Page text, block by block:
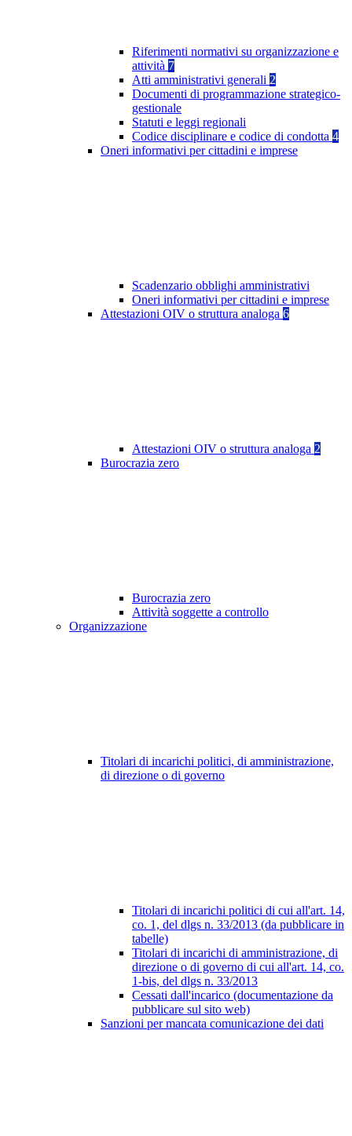
Riferimenti normativi su organizzazione e
attività 7
Atti amministrativi generali 2
Documenti di programmazione strategico-
gestionale
Statuti e leggi regionali
Codice disciplinare e codice di condotta 4
Oneri informativi per cittadini e imprese
Scadenzario obblighi amministrativi
Oneri informativi per cittadini e imprese
Attestazioni OIV o struttura analoga 6
Attestazioni OIV o struttura analoga 2
Burocrazia zero
Burocrazia zero
Attività soggette a controllo
Organizzazione
Titolari di incarichi politici, di amministrazione,
di direzione o di governo
Titolari di incarichi politici di cui all'art. 14,
co. 1, del dlgs n. 33/2013 (da pubblicare in
tabelle)
Titolari di incarichi di amministrazione, di
direzione o di governo di cui all'art. 14, co.
1-bis, del dlgs n. 33/2013
Cessati dall'incarico (documentazione da
pubblicare sul sito web)
Sanzioni per mancata comunicazione dei dati